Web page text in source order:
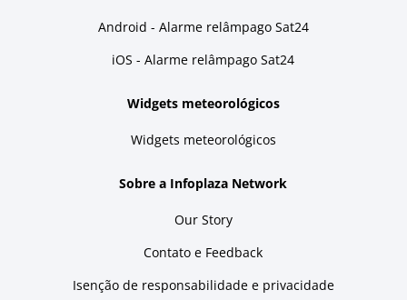
Android - Alarme relâmpago Sat24
iOS - Alarme relâmpago Sat24
Widgets meteorológicos
Widgets meteorológicos
Sobre a Infoplaza Network
Our Story
Contato e Feedback
Isenção de responsabilidade e privacidade